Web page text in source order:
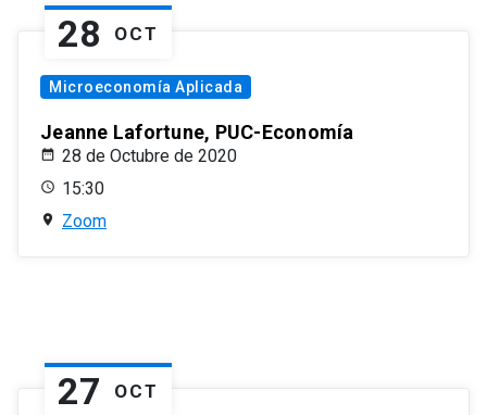
28 OCT
Microeconomía Aplicada
Jeanne Lafortune, PUC-Economía
28 de Octubre de 2020
15:30
Zoom
27 OCT